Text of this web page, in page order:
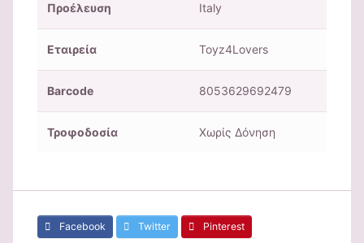
Προέλευση Italy
Εταιρεία Toyz4Lovers
Barcode 8053629692479
Τροφοδοσία Χωρίς Δόνηση
Facebook Twitter Pinterest